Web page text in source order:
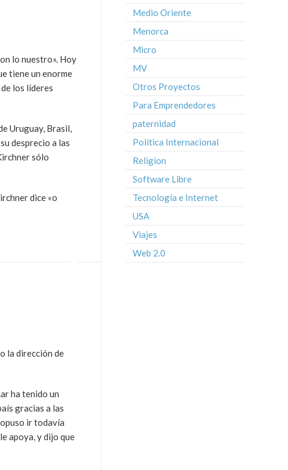
lo nuestro». Hoy
tiene un enorme
los líderes
Uruguay, Brasil,
desprecio a las
sólo
dice «o
la dirección de
ha tenido un
gracias a las
ir todavía
apoya, y dijo que
Medio Oriente
Menorca
Micro
MV
Otros Proyectos
Para Emprendedores
paternidad
Política Internacional
Religion
Software Libre
Tecnología e Internet
USA
Viajes
Web 2.0